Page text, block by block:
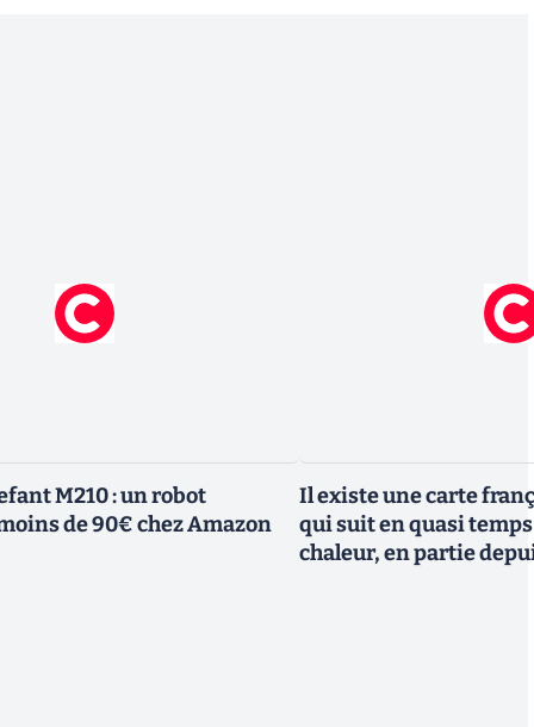
M210 : un robot
de 90€ chez Amazon
Il existe une carte
qui suit en quasi
chaleur, en partie